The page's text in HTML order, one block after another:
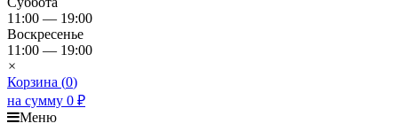
11:00 — 19:00
Воскресенье
11:00 — 19:00
×
Корзина (0)
на сумму 0 ₽
Меню